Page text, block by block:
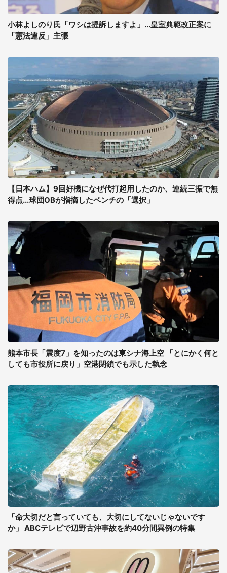
小林よしのり氏「ワシは提訴しますよ」...皇室典範改正案に
「憲法違反」主張
【日本ハム】9回好機になぜ代打起用したのか、連続三振で無
得点...球団OBが指摘したベンチの「選択」
熊本市長「震度7」を知ったのは東シナ海上空 「とにかく何と
しても市役所に戻り」空港閉鎖でも示した執念
「命大切だと言っていても、大切にしてないじゃないです
か」 ABCテレビで辺野古沖事故を約40分間異例の特集